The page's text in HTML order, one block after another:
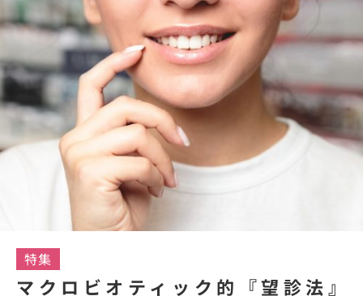
特集
マクロビオティック的『望診法』